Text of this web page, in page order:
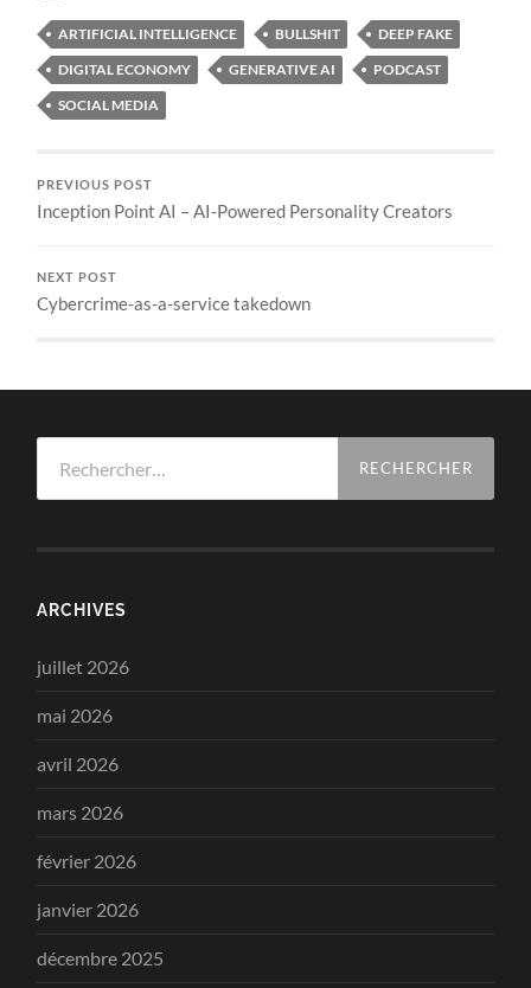
ARTIFICIAL INTELLIGENCE BULLSHIT
DEEP FAKE
DIGITAL ECONOMY
GENERATIVE AI
PODCAST
SOCIAL MEDIA
PREVIOUS POST
Inception Point AI – AI-Powered Personality Creators
NEXT POST
Cybercrime-as-a-service takedown
ARCHIVES
juillet 2026
mai 2026
avril 2026
mars 2026
février 2026
janvier 2026
décembre 2025